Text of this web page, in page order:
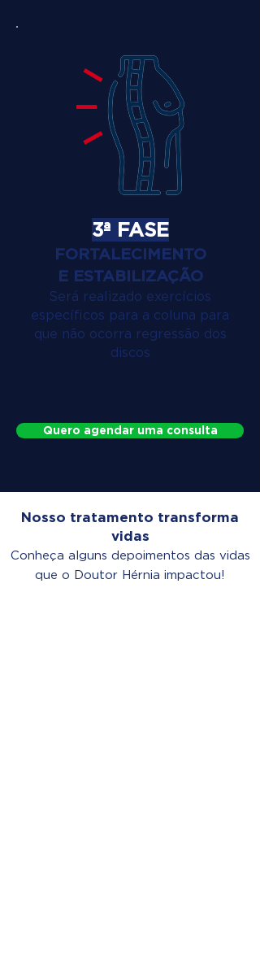
3ª FASE
FORTALECIMENTO
E ESTABILIZAÇÃO
Será realizado exercícios
específicos para a coluna para
que não ocorra regressão dos
discos
Quero agendar uma consulta
Nosso tratamento transforma
vidas
Conheça alguns depoimentos das vidas
que o Doutor Hérnia impactou!